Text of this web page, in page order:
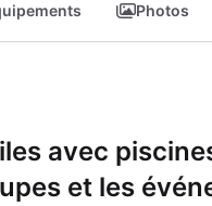
Photos
avec
et les